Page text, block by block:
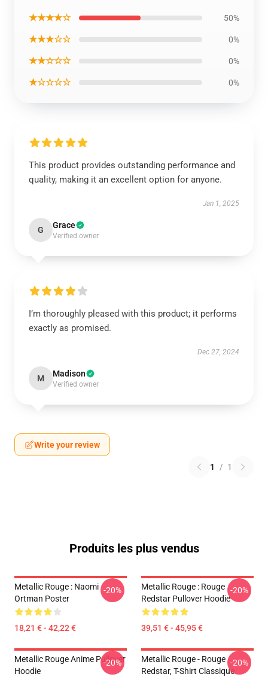
★★★★☆ 50%
★★★☆☆ 0%
★★☆☆☆ 0%
★☆☆☆☆ 0%
This product provides outstanding performance and
quality, making it an excellent option for anyone.
Jan 1, 2025
G Grace
Verified owner
I’m thoroughly pleased with this product; it performs
exactly as promised.
Dec 27, 2024
M Madison
Verified owner
Write your review
1 / 1
Produits les plus vendus
Metallic Rouge : Naomi
Ortman Poster
18,21 € - 42,22 €
-20%
Metallic Rouge : Rouge
Redstar Pullover Hoodie
39,51 € - 45,95 €
-20%
Metallic Rouge Anime Pullover
Hoodie
-20%
Metallic Rouge - Rouge
Redstar, T-Shirt Classique
-20%